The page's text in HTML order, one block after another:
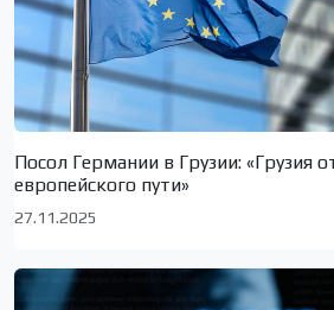
Посол Германии в Грузии: «Грузия
европейского пути»
27.11.2025